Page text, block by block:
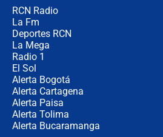
RCN Radio
La Fm
Deportes RCN
La Mega
Radio 1
El Sol
Alerta Bogotá
Alerta Cartagena
Alerta Paisa
Alerta Tolima
Alerta Bucaramanga